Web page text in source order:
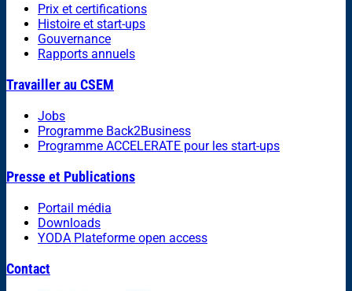
Prix et certifications
Histoire et start-ups
Gouvernance
Rapports annuels
Travailler au CSEM
Jobs
Programme Back2Business
Programme ACCELERATE pour les start-ups
Presse et Publications
Portail média
Downloads
YODA Plateforme open access
Contact